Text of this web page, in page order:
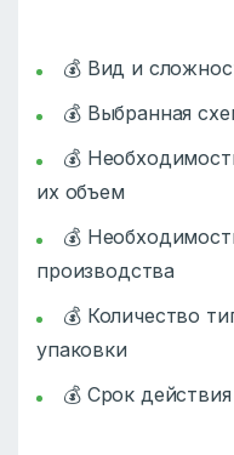
💰 Вид и
💰 Выбранная
💰
их объем
💰
производства
💰 Количество
упаковки
💰 Срок